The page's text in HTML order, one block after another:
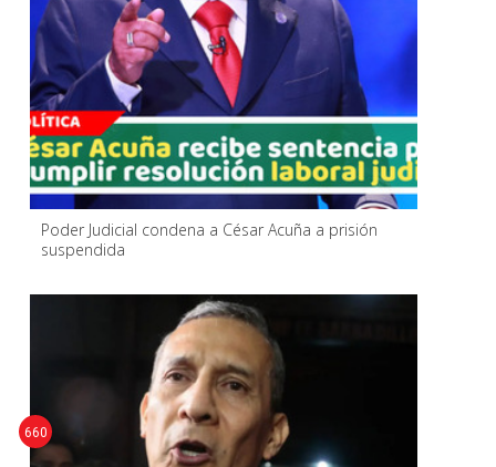
Poder Judicial condena a César Acuña a prisión
suspendida
660